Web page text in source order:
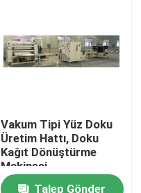
Vakum Tipi Yüz Doku
Üretim Hattı, Doku
Kağıt Dönüştürme
Makinesi
Talep Gönder